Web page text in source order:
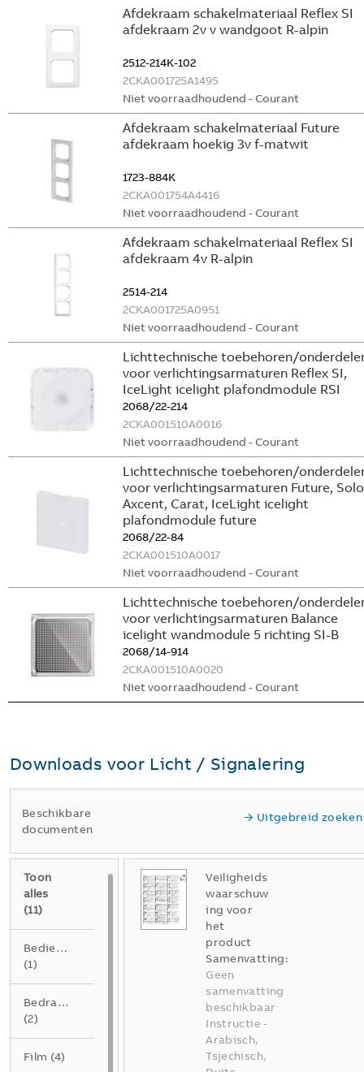
Afdekraam schakelmateriaal Reflex SI
afdekraam 2v v wandgoot R-alpin
2512-214K-102
2CKA001725A1495
Niet voorraadhoudend - Courant
Afdekraam schakelmateriaal Future
afdekraam hoekig 3v f-matwit
1723-884K
2CKA001754A4416
Niet voorraadhoudend - Courant
Afdekraam schakelmateriaal Reflex SI
afdekraam 4v R-alpin
2514-214
2CKA001725A0951
Niet voorraadhoudend - Courant
Lichttechnische toebehoren/
voor verlichtingsarmaturen Reflex SI,
IceLight icelight plafondmodule RSI
2068/22-214
2CKA001510A0016
Niet voorraadhoudend - Courant
Lichttechnische toebehoren/
voor verlichtingsarmaturen Future,
Axcent, Carat, IceLight icelight
plafondmodule future
2068/22-84
2CKA001510A0017
Niet voorraadhoudend - Courant
Lichttechnische toebehoren/
voor verlichtingsarmaturen Balance
icelight wandmodule 5 richting SI-B
2068/14-914
2CKA001510A0020
Niet voorraadhoudend - Courant
Downloads voor Licht / Signalering
Beschikbare
documenten
Uitgebreid zoeken
Toon
alles
(11)
Bedieningshandleiding
(1)
Bedradingsschema
(2)
Film (4)
Veiligheids
waarschuw
ing voor
het
product
Samenvatting:
Geen
samenvatting
beschikbaar
Instructie -
Arabisch,
Tsjechisch,